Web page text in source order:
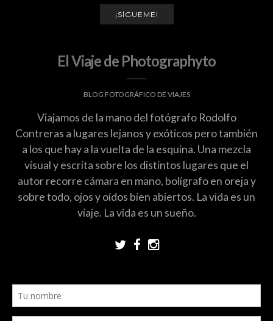
¡SÍGUEME!
El Viaje de Photographyto
BLOG FOTOGRÁFICO DE VIAJES
Viajamos de la mano del fotógrafo Rodolfo
Contreras a lugares lejanos y exóticos pero también
a los que hay a la vuelta de la esquina. Una mezcla
visual y escrita sobre los distintos lugares que el
autor recorre cámara en mano, bolígrafo en oreja y
sobre todo, ojos y oídos bien abiertos. La vida es un
viaje. La vida es un sueño.